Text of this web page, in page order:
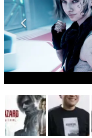
ゲームが
「経験値」
の起源や用法
イニーP氏が
カテゴリ
特集記事
マンガ
女性向け
アプリレビュー